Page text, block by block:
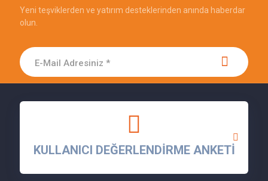
Yeni teşviklerden ve yatırım desteklerinden anında haberdar
olun.
KULLANICI DEĞERLENDİRME ANKETİ